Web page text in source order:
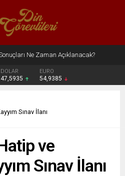
Zaman?
DOLAR
47,5935
EURO
54,9385
Sınav İlanı
ve
Sınav İlanı